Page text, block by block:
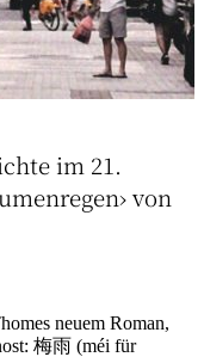
im 21.
von
neuem Roman,
梅雨 (méi für